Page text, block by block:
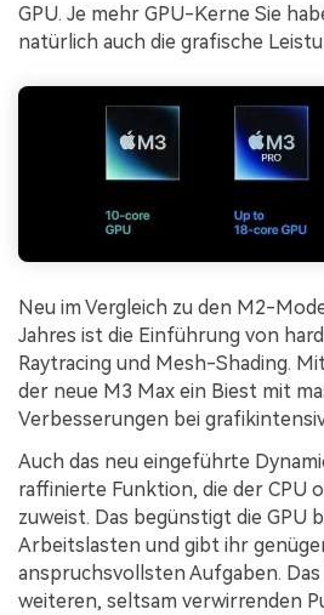
GPU. Je mehr GPU-Kerne Sie
natürlich auch die grafische
Neu im Vergleich zu den M2-
Jahres ist die Einführung von
Raytracing und Mesh-Shading.
der neue M3 Max ein Biest mit
Verbesserungen bei
Auch das neu eingeführte
raffinierte Funktion, die der CPU
zuweist. Das begünstigt die GPU
Arbeitslasten und gibt ihr
anspruchsvollsten Aufgaben.
weiteren, seltsam verwirrenden